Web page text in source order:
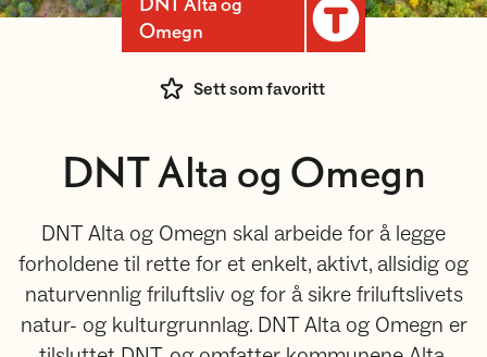
DNT Alta og
Omegn
Sett som favoritt
DNT Alta og Omegn
DNT Alta og Omegn skal arbeide for å legge
forholdene til rette for et enkelt, aktivt, allsidig og
naturvennlig friluftsliv og for å sikre friluftslivets
natur- og kulturgrunnlag. DNT Alta og Omegn er